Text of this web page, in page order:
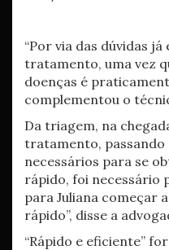
“Por via das dúvidas
tratamento, uma vez
doenças é
complementou o
Da triagem, na
tratamento, passando
necessários para se
rápido, foi necessário
para Juliana começar
rápido”, disse a
“Rápido e eficiente”